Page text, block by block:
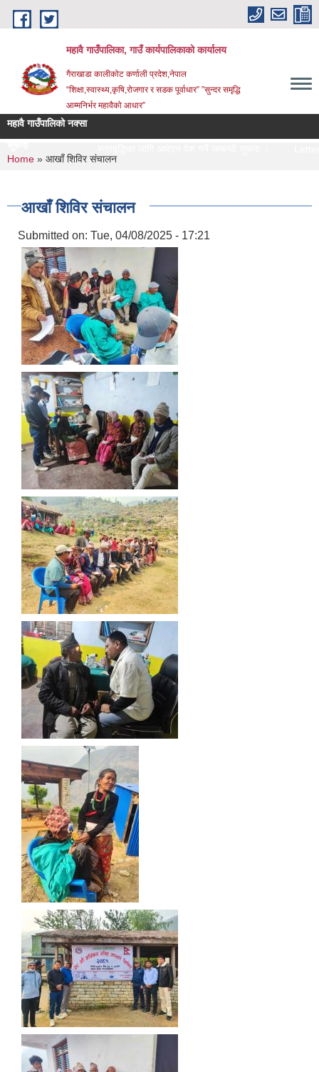
Skip to main content
महावै गाउँपालिका, गाउँ कार्यपालिकाको कार्यालय
गैराखाडा कालीकोट कर्णाली प्रदेश,नेपाल
“शिक्षा,स्वास्थ्य,कृषि,रोजगार र सडक पूर्वाधार” ”सुन्दर समृद्धि
आम्मनिर्भर महावैको आधार”
महावै गाउँपालिको नक्सा
You are here
Home » आखाँ शिविर संचालन
आखाँ शिविर संचालन
Submitted on: Tue, 04/08/2025 - 17:21